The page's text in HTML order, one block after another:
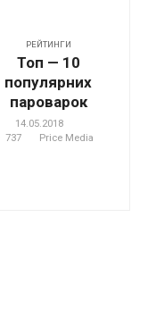
РЕЙТИНГИ
Топ — 10
популярних
пароварок
14.05.2018
737
Price Media